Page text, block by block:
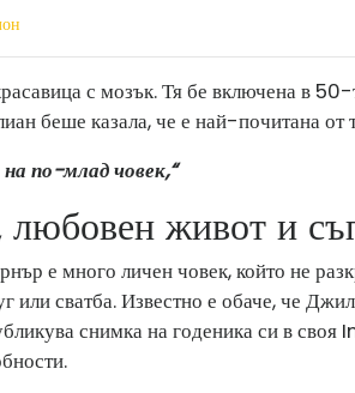
с мозък. Тя бе включена в
беше казала, че е най-почитана от
на по-млад човек,“
любовен живот и
е много личен човек, който не
или сватба. Известно е обаче, че
снимка на годеника си в